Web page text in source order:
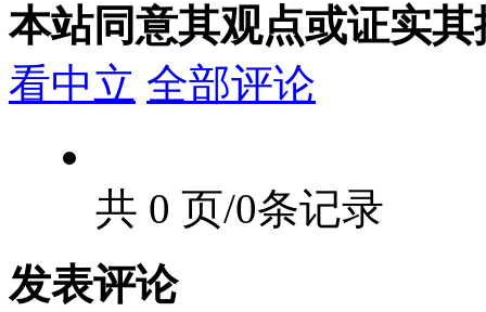
本站同意其观点或证实其
看中立 全部评论
共 0 页/0条记录
发表评论